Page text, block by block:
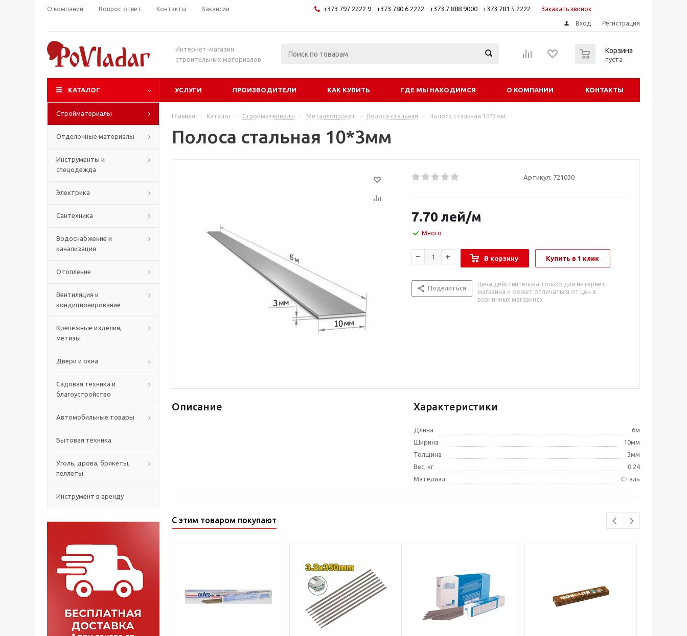
О компании Вопрос-ответ Контакты Вакансии +373 797 2222 9 +373 780 6 2222 +373 7 888 9000 +373 781 5 2222 Заказать звонок
Вход Регистрация
Интернет-магазин
строительных материалов
Корзина
пуста
КАТАЛОГ УСЛУГИ ПРОИЗВОДИТЕЛИ КАК КУПИТЬ ГДЕ МЫ НАХОДИМСЯ О КОМПАНИИ КОНТАКТЫ
Стройматериалы
Отделочные материалы
Инструменты и
спецодежда
Электрика
Сантехника
Водоснабжение и
канализация
Отопление
Вентиляция и
кондиционирование
Крепежные изделия,
метизы
Двери и окна
Садовая техника и
благоустройство
Автомобильные товары
Бытовая техника
Уголь, дрова, брикеты,
пеллеты
Инструмент в аренду
Главная - Каталог - Стройматериалы - Металлопрокат - Полоса стальная - Полоса стальная 10*3мм
Полоса стальная 10*3мм
Артикул: 721030
7.70 лей/м
Много
В корзину Купить в 1 клик
Поделиться
Цена действительна только для интернет-
магазина и может отличаться от цен в
розничных магазинах
Описание Характеристики
Длина
6м
Ширина
10мм
Толщина
3мм
Вес, кг
0.24
Материал
Сталь
С этим товаром покупают